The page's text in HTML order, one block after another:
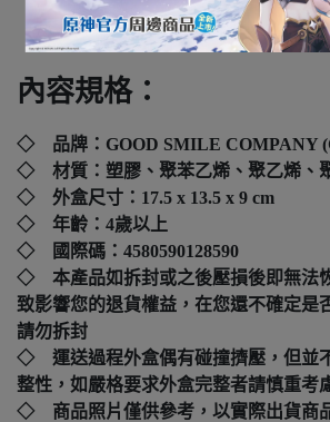
下標前請先
內容規格：
◇ 品牌：GOOD SMILE COMPANY
◇ 材質：塑膠、聚苯乙烯、聚乙烯、
◇ 外盒尺寸：17.5 x 13.5 x 9 cm
◇ 年齡：4歲以上
◇ 國際碼： 4580590128590
◇ 本產品如拆封或之後壓損後即無法
致影響您的退貨權益，在您還不確定是
請勿拆封
◇ 運送過程外盒偶有碰撞擠壓，但並
整性，如嚴格要求外盒完整者請慎重考
◇ 商品照片僅供參考，以實際出貨商